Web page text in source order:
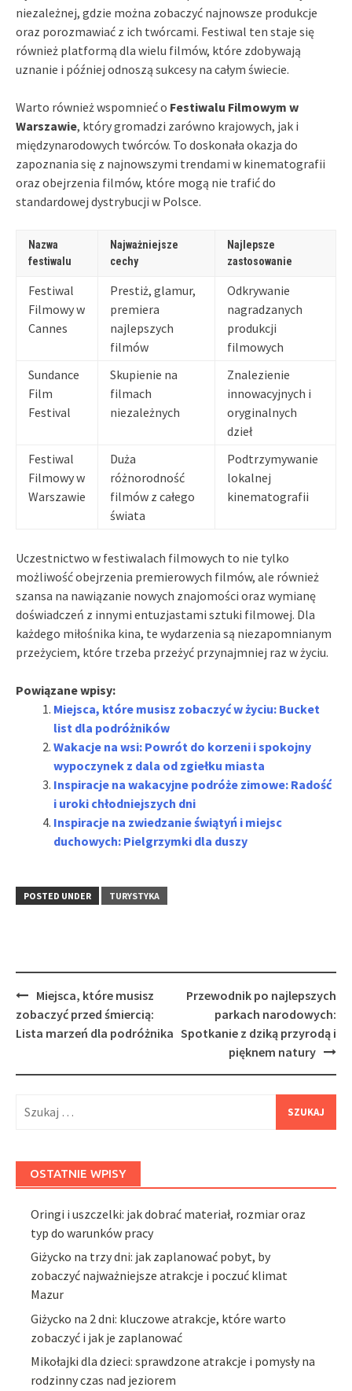
niezależnej, gdzie można zobaczyć najnowsze produkcje
oraz porozmawiać z ich twórcami. Festiwal ten staje się
również platformą dla wielu filmów, które zdobywają
uznanie i później odnoszą sukcesy na całym świecie.
Warto również wspomnieć o Festiwalu Filmowym w
Warszawie, który gromadzi zarówno krajowych, jak i
międzynarodowych twórców. To doskonała okazja do
zapoznania się z najnowszymi trendami w kinematografii
oraz obejrzenia filmów, które mogą nie trafić do
standardowej dystrybucji w Polsce.
Nazwa
festiwalu
Najważniejsze
cechy
Najlepsze
zastosowanie
Festiwal
Filmowy w
Cannes
Prestiż, glamur,
premiera
najlepszych
filmów
Odkrywanie
nagradzanych
produkcji
filmowych
Sundance
Film
Festival
Skupienie na
filmach
niezależnych
Znalezienie
innowacyjnych i
oryginalnych
dzieł
Festiwal
Filmowy w
Warszawie
Duża
różnorodność
filmów z całego
świata
Podtrzymywanie
lokalnej
kinematografii
Uczestnictwo w festiwalach filmowych to nie tylko
możliwość obejrzenia premierowych filmów, ale również
szansa na nawiązanie nowych znajomości oraz wymianę
doświadczeń z innymi entuzjastami sztuki filmowej. Dla
każdego miłośnika kina, te wydarzenia są niezapomnianym
przeżyciem, które trzeba przeżyć przynajmniej raz w życiu.
Powiązane wpisy:
Miejsca, które musisz zobaczyć w życiu: Bucket
list dla podróżników
Wakacje na wsi: Powrót do korzeni i spokojny
wypoczynek z dala od zgiełku miasta
Inspiracje na wakacyjne podróże zimowe: Radość
i uroki chłodniejszych dni
Inspiracje na zwiedzanie świątyń i miejsc
duchowych: Pielgrzymki dla duszy
POSTED UNDER TURYSTYKA
Post
navigation
Miejsca, które musisz
zobaczyć przed śmiercią:
Lista marzeń dla podróżnika
Przewodnik po najlepszych
parkach narodowych:
Spotkanie z dziką przyrodą i
pięknem natury
OSTATNIE WPISY
Oringi i uszczelki: jak dobrać materiał, rozmiar oraz
typ do warunków pracy
Giżycko na trzy dni: jak zaplanować pobyt, by
zobaczyć najważniejsze atrakcje i poczuć klimat
Mazur
Giżycko na 2 dni: kluczowe atrakcje, które warto
zobaczyć i jak je zaplanować
Mikołajki dla dzieci: sprawdzone atrakcje i pomysły na
rodzinny czas nad jeziorem